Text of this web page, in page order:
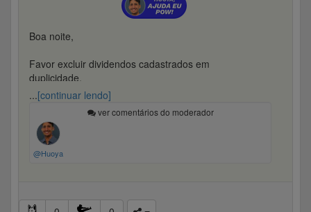
Boa noite,
Favor excluir dividendos cadastrados em
duplicidade.
Grato
...[continuar lendo]
ver comentários do moderador
@Huoya